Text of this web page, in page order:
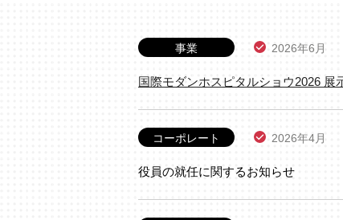
事業 2026年6月
国際モダンホスピタルショウ2026 展
コーポレート 2026年4月
役員の就任に関するお知らせ